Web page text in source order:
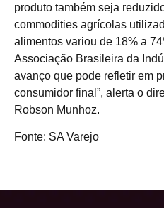
produto também seja
commodities agrícolas
alimentos variou de 18% a
Associação Brasileira da
avanço que pode refletir em
consumidor final”, alerta o
Robson Munhoz.
Fonte: SA Varejo